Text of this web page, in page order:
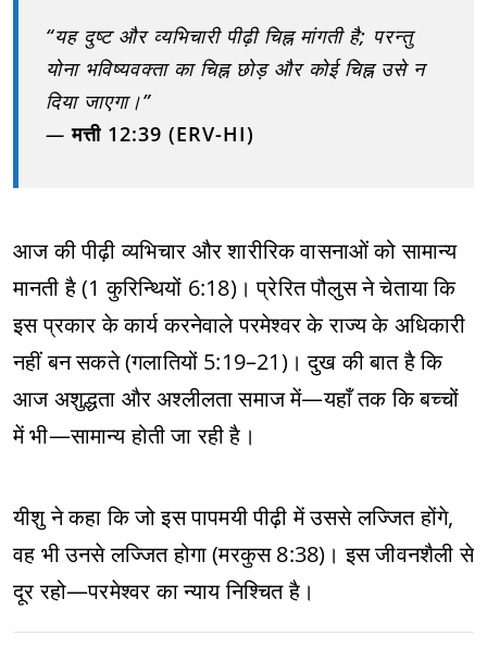
“यह दुष्ट और व्यभिचारी पीढ़ी चिह्न मांगती है; परन्तु
योना भविष्यवक्ता का चिह्न छोड़ और कोई चिह्न उसे न
दिया जाएगा।”
—मत्ती 12:39 (ERV-HI)
आज की पीढ़ी व्यभिचार और शारीरिक वासनाओं को सामान्य
मानती है (1 कुरिन्थियों 6:18)। प्रेरित पौलुस ने चेताया कि
इस प्रकार के कार्य करनेवाले परमेश्वर के राज्य के अधिकारी
नहीं बन सकते (गलातियों 5:19–21)। दुख की बात है कि
आज अशुद्धता और अश्लीलता समाज में—यहाँ तक कि बच्चों
में भी—सामान्य होती जा रही है।
यीशु ने कहा कि जो इस पापमयी पीढ़ी में उससे लज्जित होंगे,
वह भी उनसे लज्जित होगा (मरकुस 8:38)। इस जीवनशैली से
दूर रहो—परमेश्वर का न्याय निश्चित है।